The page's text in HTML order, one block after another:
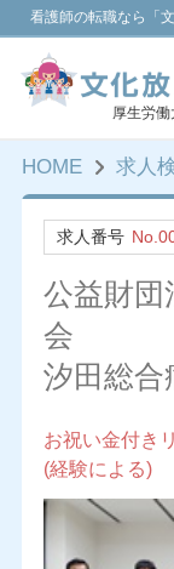
看護師の転職なら「
厚生労
HOME 求人
求人番号
公益財団
会
汐田総合
お祝い金付き
(経験による)